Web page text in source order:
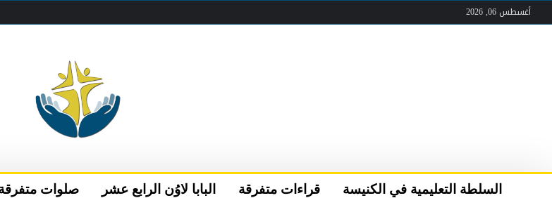
أغسطس 06, 2026
السلطة التعليمية في الكنيسة قراءات متفرقة البابا لاوُن الرابع عشر صلوات